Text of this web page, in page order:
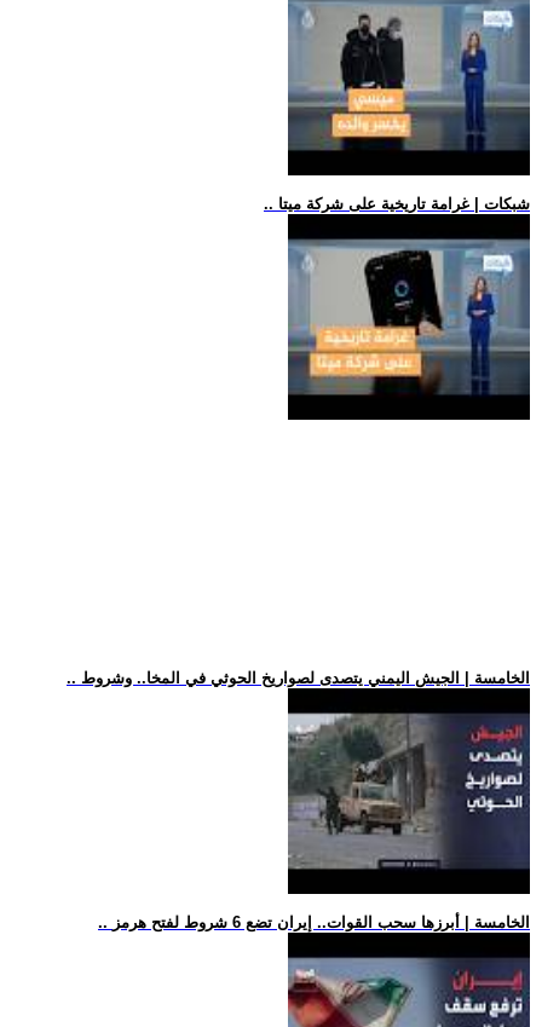
.. شبكات | غرامة تاريخية على شركة ميتا
.. الخامسة | الجيش اليمني يتصدى لصواريخ الحوثي في المخا.. وشروط
.. الخامسة | أبرزها سحب القوات.. إيران تضع 6 شروط لفتح هرمز